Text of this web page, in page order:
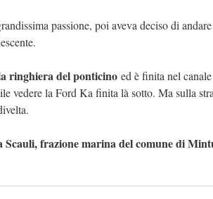
passione, poi aveva deciso di
ringhiera del ponticino ed è finita nel
vedere la Ford Ka finita là sotto. Ma sulla
Scauli, frazione marina del comune di